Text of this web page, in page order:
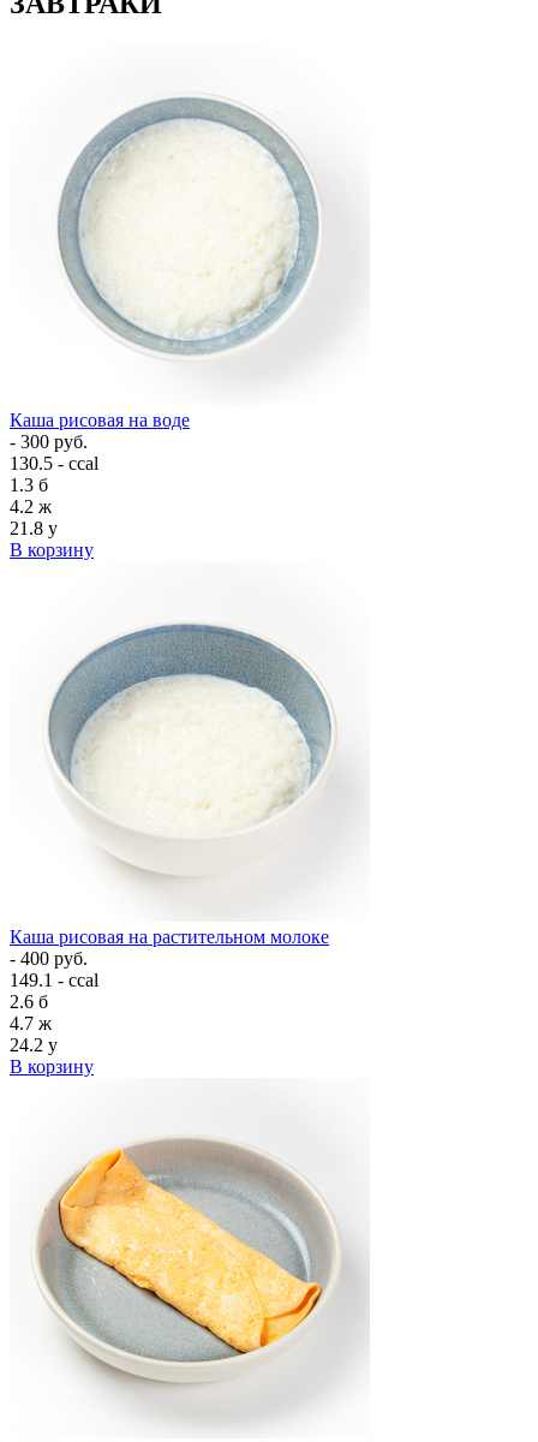
Каша рисовая на воде
- 300 руб.
130.5 - ccal
1.3 б
4.2 ж
21.8 у
В корзину
Каша рисовая на растительном молоке
- 400 руб.
149.1 - ccal
2.6 б
4.7 ж
24.2 у
В корзину